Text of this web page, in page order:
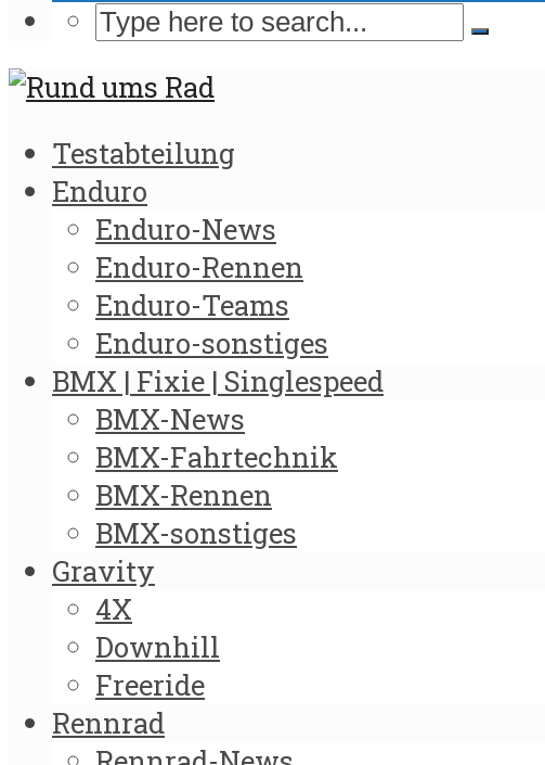
Testabteilung
Enduro
Enduro-News
Enduro-Rennen
Enduro-Teams
Enduro-sonstiges
BMX | Fixie | Singlespeed
BMX-News
BMX-Fahrtechnik
BMX-Rennen
BMX-sonstiges
Gravity
4X
Downhill
Freeride
Rennrad